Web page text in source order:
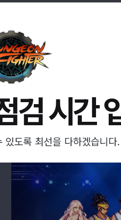
검 시간
도록 최선을 다하겠습니다.